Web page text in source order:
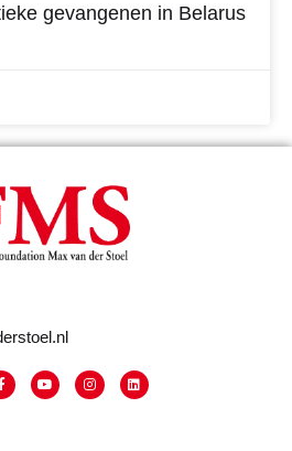
gevangenen in Belarus